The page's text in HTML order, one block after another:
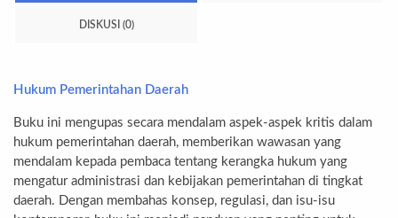
DISKUSI (0)
Hukum Pemerintahan Daerah
Buku ini mengupas secara mendalam aspek-aspek kritis dalam
hukum pemerintahan daerah, memberikan wawasan yang
mendalam kepada pembaca tentang kerangka hukum yang
mengatur administrasi dan kebijakan pemerintahan di tingkat
daerah. Dengan membahas konsep, regulasi, dan isu-isu